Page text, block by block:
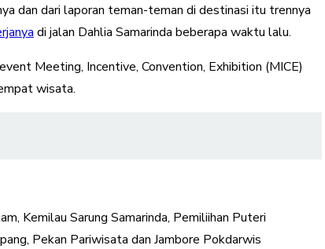
dan dari laporan teman-teman di destinasi itu trennya
di jalan Dahlia Samarinda beberapa waktu lalu.
Meeting, Incentive, Convention, Exhibition (MICE)
wisata.
Kemilau Sarung Samarinda, Pemiliihan Puteri
Pekan Pariwisata dan Jambore Pokdarwis